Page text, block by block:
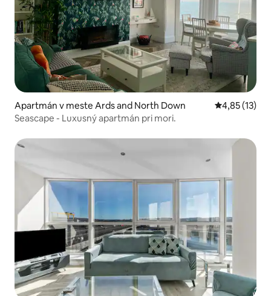
Apartmán v meste Ards and North Down Priemerné
4,85 (13)
Seascape - Luxusný apartmán pri mori.